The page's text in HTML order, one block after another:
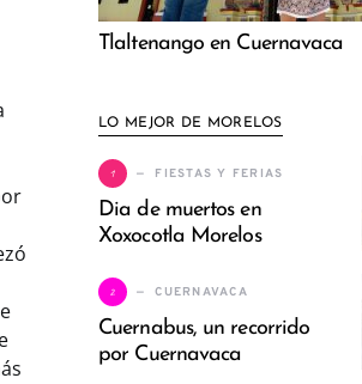
Tlaltenango en Cuernavaca
LO MEJOR DE MORELOS
1 FIESTAS Y FERIAS
Dia de muertos en
Xoxocotla Morelos
2 CUERNAVACA
Cuernabus, un recorrido
por Cuernavaca